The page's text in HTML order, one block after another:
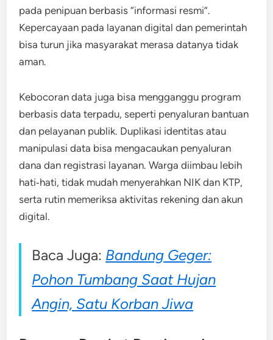
pada penipuan berbasis “informasi resmi”.
Kepercayaan pada layanan digital dan pemerintah
bisa turun jika masyarakat merasa datanya tidak
aman.
Kebocoran data juga bisa mengganggu program
berbasis data terpadu, seperti penyaluran bantuan
dan pelayanan publik. Duplikasi identitas atau
manipulasi data bisa mengacaukan penyaluran
dana dan registrasi layanan. Warga diimbau lebih
hati‑hati, tidak mudah menyerahkan NIK dan KTP,
serta rutin memeriksa aktivitas rekening dan akun
digital.
Baca Juga: Bandung Geger:
Pohon Tumbang Saat Hujan
Angin, Satu Korban Jiwa